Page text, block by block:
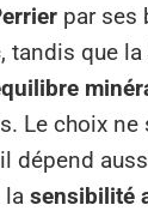
par ses
, tandis que la
Le choix
dépend
la sensibilité